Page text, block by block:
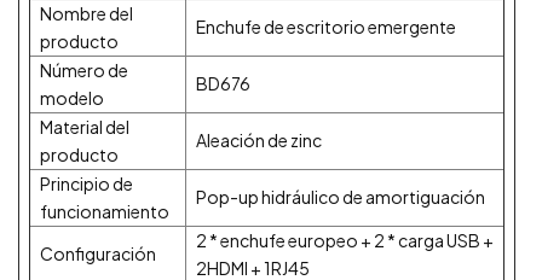
Nombre del
producto
Enchufe de escritorio emergente
Número de
modelo
BD676
Material del
producto
Aleación de zinc
Principio de
funcionamiento
Pop-up hidráulico de amortiguación
Configuración
2 * enchufe europeo + 2 * carga USB +
2HDMI + 1RJ45